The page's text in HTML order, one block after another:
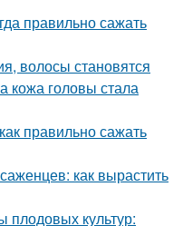
правильно сажать
волосы становятся
кожа головы стала
правильно сажать
как вырастить
плодовых культур: